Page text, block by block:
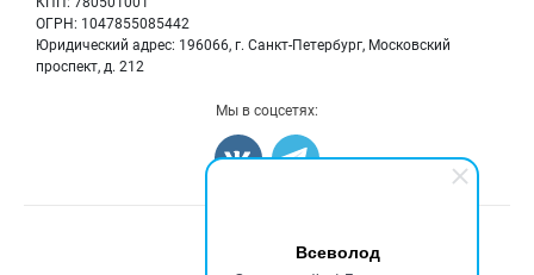
Всеволод
ОГРН: 1047855085442
Юридический адрес: 196066, г. Санкт-Петербург, Московский
проспект, д. 212
Блог
Мы в соцсетях:
Счетчики, авторское право, логотипы